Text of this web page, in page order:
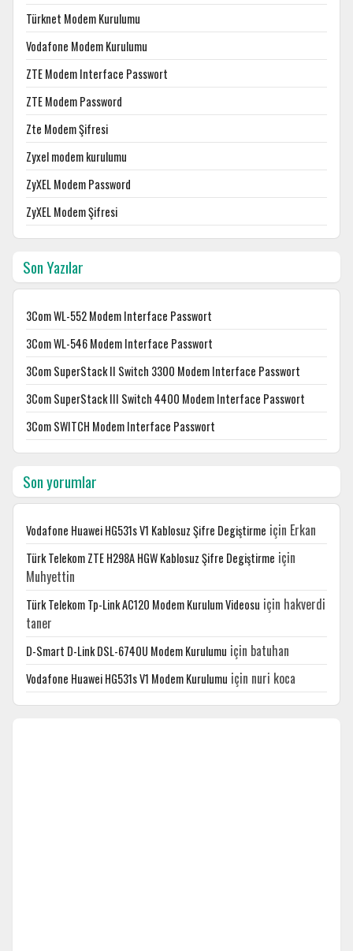
Türknet Modem Kurulumu
Vodafone Modem Kurulumu
ZTE Modem Interface Passwort
ZTE Modem Password
Zte Modem Şifresi
Zyxel modem kurulumu
ZyXEL Modem Password
ZyXEL Modem Şifresi
Son Yazılar
3Com WL-552 Modem Interface Passwort
3Com WL-546 Modem Interface Passwort
3Com SuperStack II Switch 3300 Modem Interface Passwort
3Com SuperStack III Switch 4400 Modem Interface Passwort
3Com SWITCH Modem Interface Passwort
Son yorumlar
Vodafone Huawei HG531s V1 Kablosuz Şifre Degiştirme için Erkan
Türk Telekom ZTE H298A HGW Kablosuz Şifre Degiştirme için
Muhyettin
Türk Telekom Tp-Link AC120 Modem Kurulum Videosu için hakverdi
taner
D-Smart D-Link DSL-6740U Modem Kurulumu için batuhan
Vodafone Huawei HG531s V1 Modem Kurulumu için nuri koca